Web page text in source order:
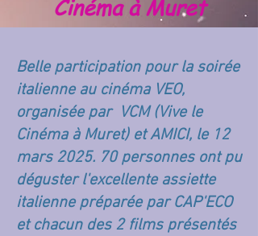
Cinéma à Muret
Belle participation pour la soirée
italienne au cinéma VEO,
organisée par VCM (Vive le
Cinéma à Muret) et AMICI, le 12
mars 2025. 70 personnes ont pu
déguster l'excellente assiette
italienne préparée par CAP'ECO
et chacun des 2 films présentés